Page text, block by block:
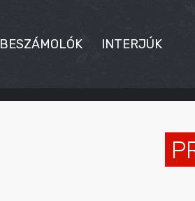
BESZÁMOLÓK INTERJÚK